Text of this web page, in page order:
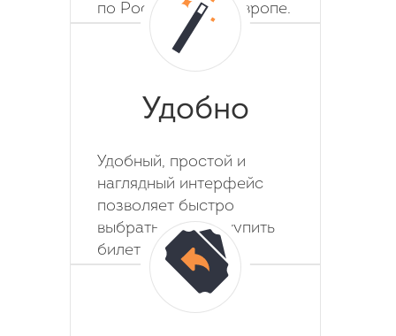
по России, СНГ и Европе.
Удобно
Удобный, простой и
наглядный интерфейс
позволяет быстро
выбрать место и купить
билет на автобус.